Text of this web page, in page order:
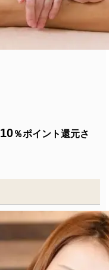
10％ポイント還元さ